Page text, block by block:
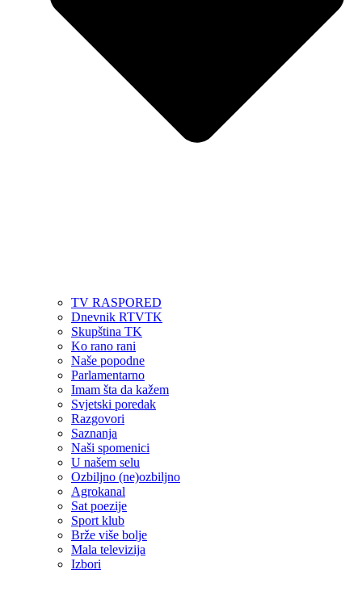
TV RASPORED
Dnevnik RTVTK
Skupština TK
Ko rano rani
Naše popodne
Parlamentarno
Imam šta da kažem
Svjetski poredak
Razgovori
Saznanja
Naši spomenici
U našem selu
Ozbiljno (ne)ozbiljno
Agrokanal
Sat poezije
Sport klub
Brže više bolje
Mala televizija
Izbori